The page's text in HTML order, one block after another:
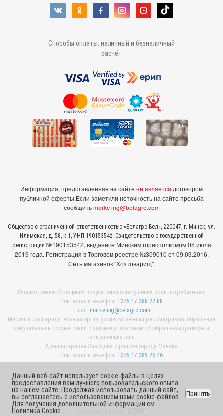
Способы оплаты: наличный и безналичный
расчёт
Информация, представленная на сайте не является договором
публичной оферты.Если заметили неточность на сайте просьба
сообщитьmarketing@belagro.com
Общество с ограниченной ответственностью «Белагро Бел», 220047, г. Минск, ул.
Илимская, д. 58, к.1, УНП 190153542. Свидетельство о государственной
регистрации №190153542, выданное Минcким горисполкомом 05 июля
2019 года. Регистрация в Торговом реестре №309010 от 09.03.2016.
Сеть магазинов "Хозтоварищ".
Рассмотрение обращений покупателей о нарушении прав потребителей:
Контактный телефон: +375 17 388 22 88
Email: marketing@belagro.com
Местный распорядительный орган, уполномоченный рассматривать обращения
покупателей в соответствии с законодательством об обращении граждан и
юридических лиц:
Администрация Заводского района города Минска
Контактный телефон: +375 17 389 26 46
© 2026 ООО «Белагро Бел»
Данный веб-сайт использует cookie-файлы в целях
предоставления вам лучшего пользовательского опыта
на нашем сайте. Продолжая использовать данный сайт,
вы соглашаетесь с использованием нами cookie-файлов.
Для получения дополнительной информации см.
Политика Cookie
Принять